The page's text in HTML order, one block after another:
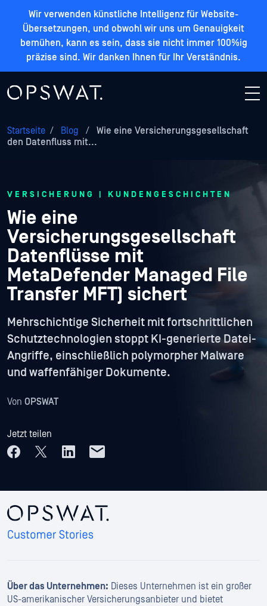
Wir verwenden künstliche Intelligenz für Website-
Übersetzungen, und obwohl wir uns um Genauigkeit
bemühen, kann es sein, dass sie nicht immer 100%ig
präzise sind. Wir danken Ihnen für Ihr Verständnis.
Startseite / Blog /
Wie eine Versicherungsgesellschaft
den Datenfluss mit...
VERSICHERUNG | KUNDENGESCHICHTEN
Wie eine
Versicherungsgesellschaft
Datenflüsse mit
MetaDefender Managed File
Transfer MFT) sichert
Mehrschichtige Sicherheit mit fortschrittlichen
Schutztechnologien stoppt KI-generierte Datei-
Angriffe, einschließlich polymorpher Malware
und waffenfähiger Dokumente.
Von OPSWAT
Jetzt teilen
Über das Unternehmen: Dieses Unternehmen ist ein großer
US-amerikanischer Versicherungsanbieter und bietet